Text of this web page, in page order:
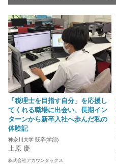
「税理士を目指す自分」を応援し
てくれる職場に出会い、長期イン
ターンから新卒入社へ歩んだ私の
体験記
神奈川大学 既卒(学部)
上原 慶
株式会社アカウンタックス